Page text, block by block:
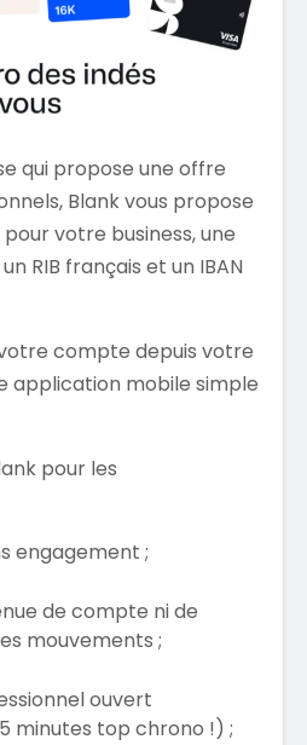
qui propose une offre
Blank vous propose
votre business, une
RIB français et un IBAN
compte depuis votre
application mobile simple
pour les
engagement ;
de compte ni de
mouvements ;
ouvert
minutes top chrono !) ;